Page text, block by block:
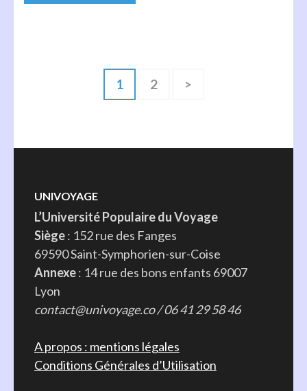
Page
1 Page
2 >
UNIVOYAGE
L’Université Populaire du Voyage
Siège: 152 rue des Fanges
69590 Saint-Symphorien-sur-Coise
Annexe: 14 rue des bons enfants 69007
Lyon
contact@univoyage.co / 06 41 29 58 46
A propos : mentions légales
Conditions Générales d’Utilisation